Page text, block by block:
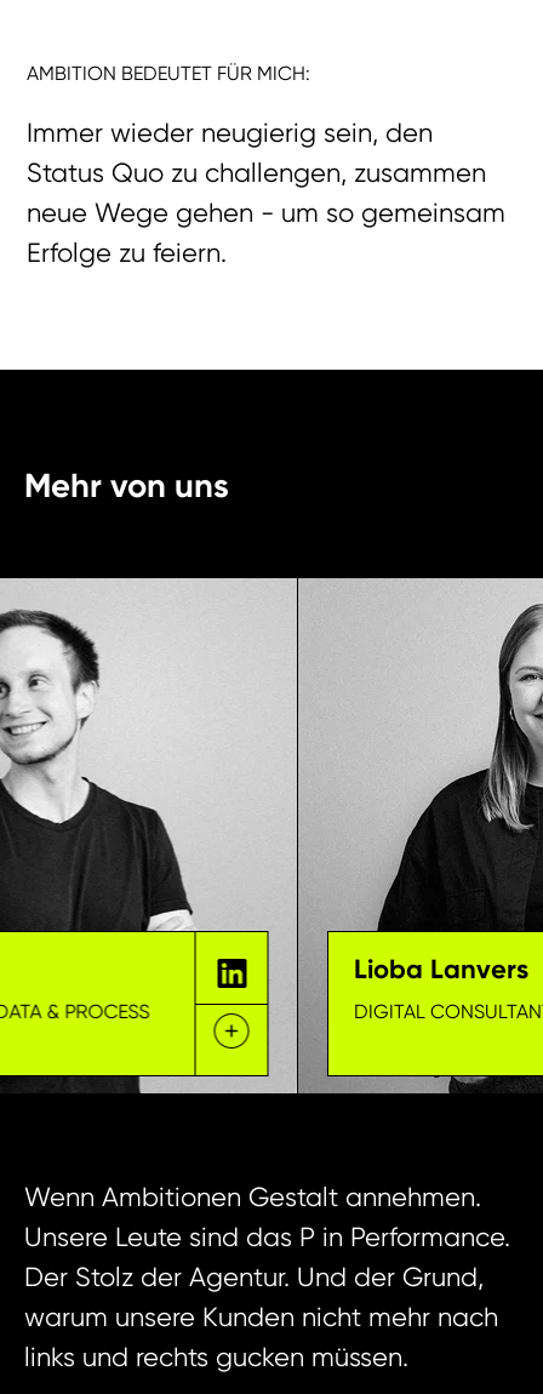
AMBITION BEDEUTET FÜR MICH:
Immer wieder neugierig sein, den
Status Quo zu challengen, zusammen
neue Wege gehen - um so gemeinsam
Erfolge zu feiern.
Mehr von uns
& PROCESS
Lioba Lanvers
DIGITAL
Wenn Ambitionen Gestalt annehmen.
Unsere Leute sind das P in Performance.
Der Stolz der Agentur. Und der Grund,
warum unsere Kunden nicht mehr nach
links und rechts gucken müssen.